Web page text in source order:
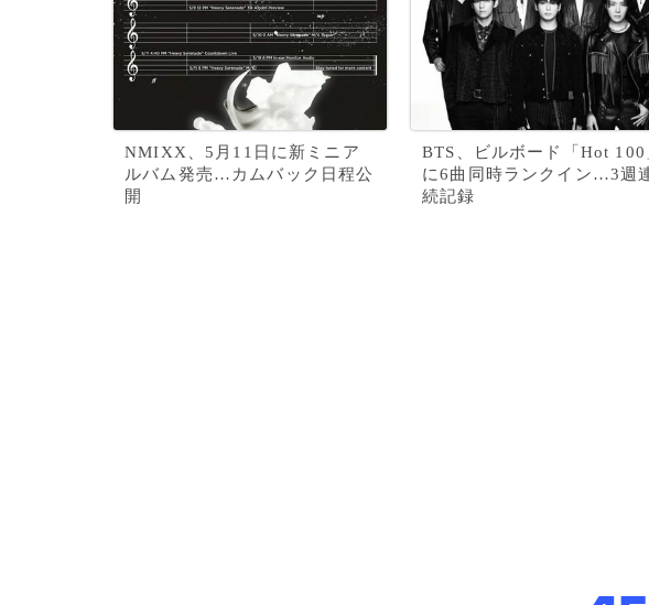
NMIXX、5月11日に新ミニア
ルバム発売…カムバック日程公
開
BTS、ビルボード「Hot 100
に6曲同時ランクイン…3週
続記録